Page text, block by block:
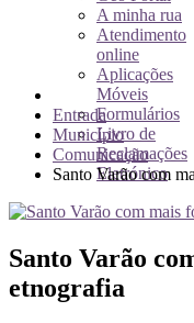
A minha rua
Atendimento
online
Aplicações
Móveis
Formulários
Livro de
Reclamações
Eletrónico
Entrada
Município
Comunicação
Santo Varão com
Santo Varão
etnografia